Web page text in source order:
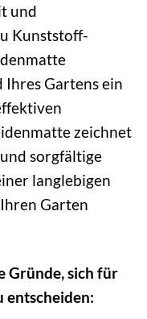
und
Kunststoff-
Ihres Gartens ein
zeichnet
sorgfältige
langlebigen
Garten
Gründe, sich für
entscheiden: